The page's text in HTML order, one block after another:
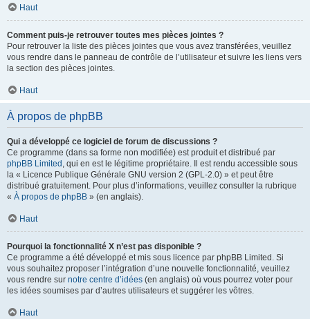
Haut
Comment puis-je retrouver toutes mes pièces jointes ?
Pour retrouver la liste des pièces jointes que vous avez transférées, veuillez
vous rendre dans le panneau de contrôle de l’utilisateur et suivre les liens vers
la section des pièces jointes.
Haut
À propos de phpBB
Qui a développé ce logiciel de forum de discussions ?
Ce programme (dans sa forme non modifiée) est produit et distribué par
phpBB Limited , qui en est le légitime propriétaire. Il est rendu accessible sous
la « Licence Publique Générale GNU version 2 (GPL-2.0) » et peut être
distribué gratuitement. Pour plus d’informations, veuillez consulter la rubrique
« À propos de phpBB » (en anglais).
Haut
Pourquoi la fonctionnalité X n’est pas disponible ?
Ce programme a été développé et mis sous licence par phpBB Limited. Si
vous souhaitez proposer l’intégration d’une nouvelle fonctionnalité, veuillez
vous rendre sur notre centre d’idées (en anglais) où vous pourrez voter pour
les idées soumises par d’autres utilisateurs et suggérer les vôtres.
Haut